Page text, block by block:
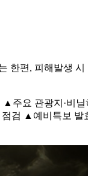
한편, 피해발생
요 관광지·비닐
검 ▲예비특보